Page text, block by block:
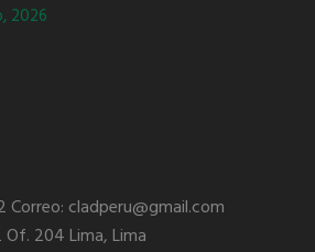
2026
Correo: cladperu@gmail.com
Of. 204 Lima, Lima